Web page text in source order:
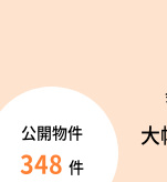
大
公開物件
348 件